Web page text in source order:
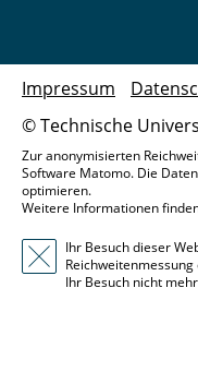
© Technische
Impressum
Zur anonymisierten
Software Matomo. Die
optimieren.
Weitere Informationen
Ihr Besuch dieser
Ihr Besuch nicht